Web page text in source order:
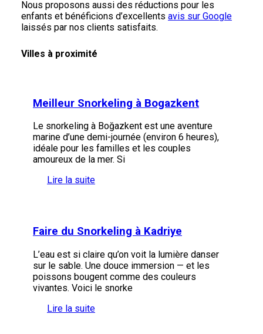
Nous proposons aussi des réductions pour les
enfants et bénéficions d’excellents avis sur Google
laissés par nos clients satisfaits.
Villes à proximité
Meilleur Snorkeling à Bogazkent
Le snorkeling à Boğazkent est une aventure
marine d’une demi-journée (environ 6 heures),
idéale pour les familles et les couples
amoureux de la mer. Si
Lire la suite
Faire du Snorkeling à Kadriye
L’eau est si claire qu’on voit la lumière danser
sur le sable. Une douce immersion — et les
poissons bougent comme des couleurs
vivantes. Voici le snorke
Lire la suite